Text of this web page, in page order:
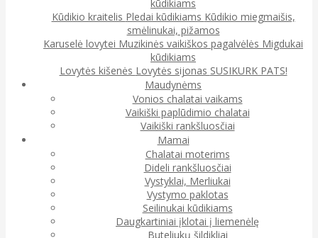
kūdikiams
Kūdikio kraitelis Pledai kūdikiams Kūdikio miegmaišis,
smėlinukai, pižamos
Karuselė lovytei Muzikinės vaikiškos pagalvėlės Migdukai
kūdikiams
Lovytės kišenės Lovytės sijonas SUSIKURK PATS!
Maudynėms
Vonios chalatai vaikams
Vaikiški paplūdimio chalatai
Vaikiški rankšluosčiai
Mamai
Chalatai moterims
Dideli rankšluosčiai
Vystyklai, Merliukai
Vystymo paklotas
Seilinukai kūdikiams
Daugkartiniai įklotai į liemenėlę
Buteliukų šildikliai